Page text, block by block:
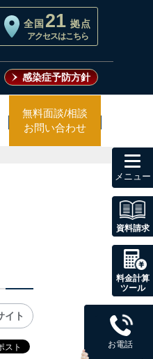
全国 21 拠点
アクセスはこちら
感染症予防方針
無料面談/相談
お問い合わせ
イト
資料請求
料金計算
ツール
お電話